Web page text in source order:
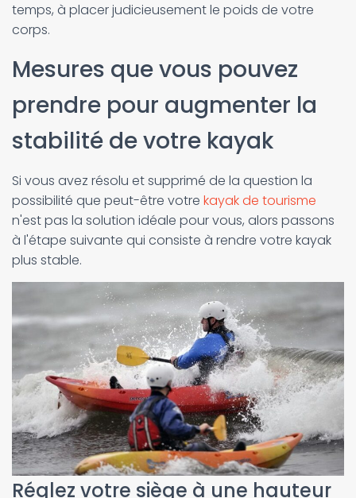
temps, à placer judicieusement le poids de votre
corps.
Mesures que vous pouvez
prendre pour augmenter la
stabilité de votre kayak
Si vous avez résolu et supprimé de la question la
possibilité que peut-être votre kayak de tourisme
n'est pas la solution idéale pour vous, alors passons
à l'étape suivante qui consiste à rendre votre kayak
plus stable.
Réglez votre siège à une hauteur